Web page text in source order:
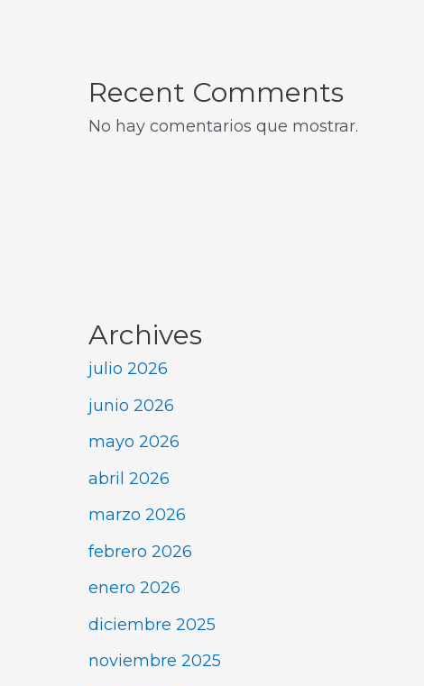
Recent Comments
No hay comentarios que mostrar.
Archives
julio 2026
junio 2026
mayo 2026
abril 2026
marzo 2026
febrero 2026
enero 2026
diciembre 2025
noviembre 2025